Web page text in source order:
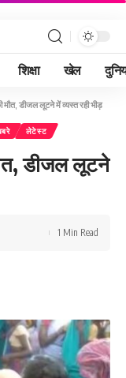
शिक्षा खेल
डीजल लूटने में व्यस्त रही भीड़
लेटेस्ट
डीजल लूटने
1 Min Read